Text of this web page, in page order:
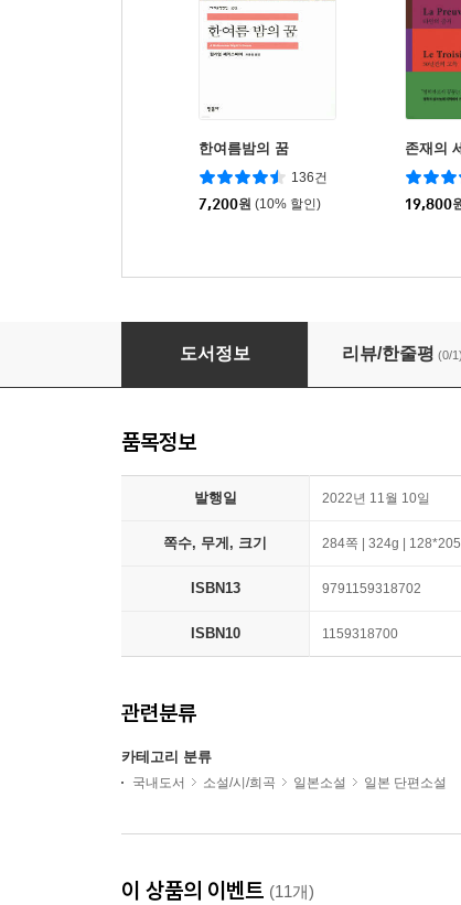
한여름밤의 꿈
136건
7,200원 (10% 할인)
존재의
19,800
백치·타락론 외
도서정보 리뷰/한줄평 (0/1)
품목정보
발행일 2022년 11월 10일
쪽수, 무게, 크기 284쪽 | 324g |
ISBN13 9791159318702
ISBN10 1159318700
관련분류
카테고리 분류
국내도서 소설/시/희곡 일본소설 일본 단편소설
이 상품의 이벤트 (11개)